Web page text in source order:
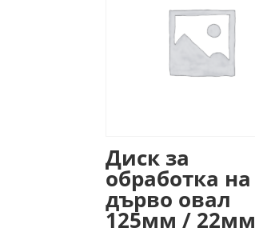
Диск за
обработка на
дърво овал
125мм / 22мм